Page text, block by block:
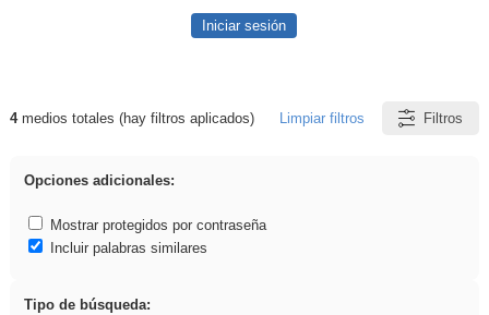
Iniciar sesión
Resultados de: Arquitectura
4medios totales (hay filtros aplicados) Limpiar filtros Filtros
Opciones adicionales:
Mostrar protegidos por contraseña
Incluir palabras similares
Tipo de búsqueda: